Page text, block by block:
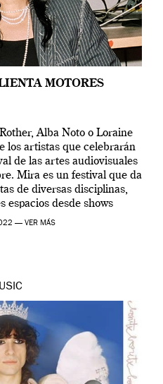
MOTORES
Alba Noto o Loraine
los artistas que celebrarán
de las artes audiovisuales
Mira es un festival que da
de diversas disciplinas,
espacios desde shows
con bandas, […]
— VER MÁS